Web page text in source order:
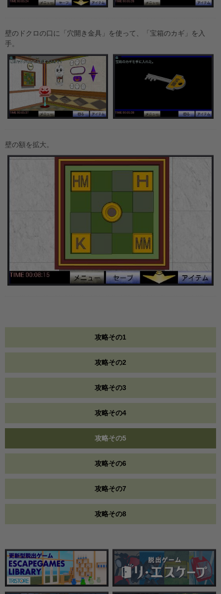
壁のドクロの口に「穴開き金具」を使って、「宝箱のカギ」を入
手。
壁の額を拡大。
攻略その1
攻略その2
攻略その3
攻略その4
攻略その5
攻略その6
攻略その7
攻略その8